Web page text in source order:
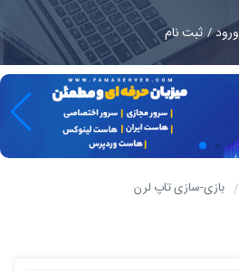
ورود ثبت نام
بازی-سازی تاپ لرن